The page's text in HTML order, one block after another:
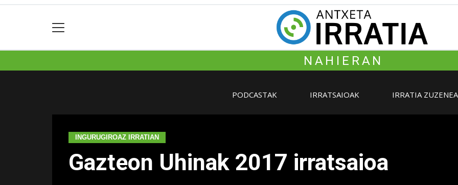
NAHIERAN
PODCASTAK IRRATSAIOAK IRRATIA
INGURUGIROAZ IRRATIAN
Gazteon Uhinak 2017 irratsaioa